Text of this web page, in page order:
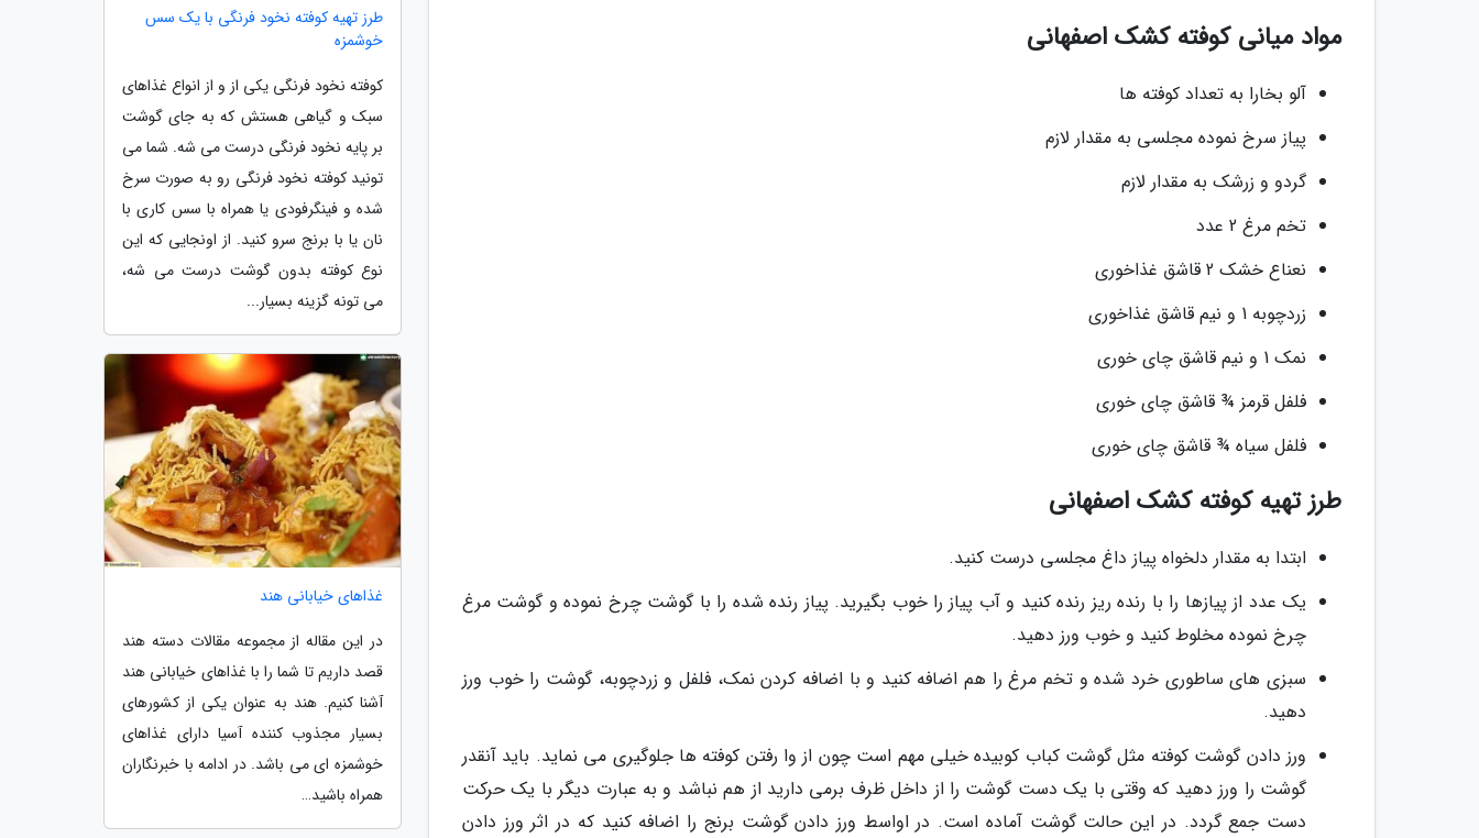
مواد میانی کوفته کشک اصفهانی
آلو بخارا به تعداد کوفته ها
پیاز سرخ نموده مجلسی به مقدار لازم
گردو و زرشک به مقدار لازم
تخم مرغ 2 عدد
نعناع خشک 2 قاشق غذاخوری
زردچوبه 1 و نیم قاشق غذاخوری
نمک 1 و نیم قاشق چای خوری
فلفل قرمز ¾ قاشق چای خوری
فلفل سیاه ¾ قاشق چای خوری
طرز تهیه کوفته کشک اصفهانی
ابتدا به مقدار دلخواه پیاز داغ مجلسی درست کنید.
یک عدد از پیازها را با رنده ریز رنده کنید و آب پیاز را خوب بگیرید. پیاز رنده شده را با گوشت چرخ نموده و گوشت مرغ
چرخ نموده مخلوط کنید و خوب ورز دهید.
سبزی های ساطوری خرد شده و تخم مرغ را هم اضافه کنید و با اضافه کردن نمک، فلفل و زردچوبه، گوشت را خوب ورز
دهید.
ورز دادن گوشت کوفته مثل گوشت کباب کوبیده خیلی مهم است چون از وا رفتن کوفته ها جلوگیری می نماید. باید آنقدر
گوشت را ورز دهید که وقتی با یک دست گوشت را از داخل ظرف برمی دارید از هم نباشد و به عبارت دیگر با یک حرکت
دست جمع گردد. در این حالت گوشت آماده است. در اواسط ورز دادن گوشت برنج را اضافه کنید که در اثر ورز دادن
طرز تهیه کوفته نخود فرنگی با یک سس
خوشمزه
کوفته نخود فرنگی یکی از و از انواع غذاهای
سبک و گیاهی هستش که به جای گوشت
بر پایه نخود فرنگی درست می شه. شما می
تونید کوفته نخود فرنگی رو به صورت سرخ
شده و فینگرفودی یا همراه با سس کاری با
نان یا با برنج سرو کنید. از اونجایی که این
نوع کوفته بدون گوشت درست می شه،
می تونه گزینه بسیار...
غذاهای خیابانی هند
در این مقاله از مجموعه مقالات دسته هند
قصد داریم تا شما را با غذاهای خیابانی هند
آشنا کنیم. هند به عنوان یکی از کشورهای
بسیار مجذوب کننده آسیا دارای غذاهای
خوشمزه ای می باشد. در ادامه با خبرنگاران
همراه باشید…